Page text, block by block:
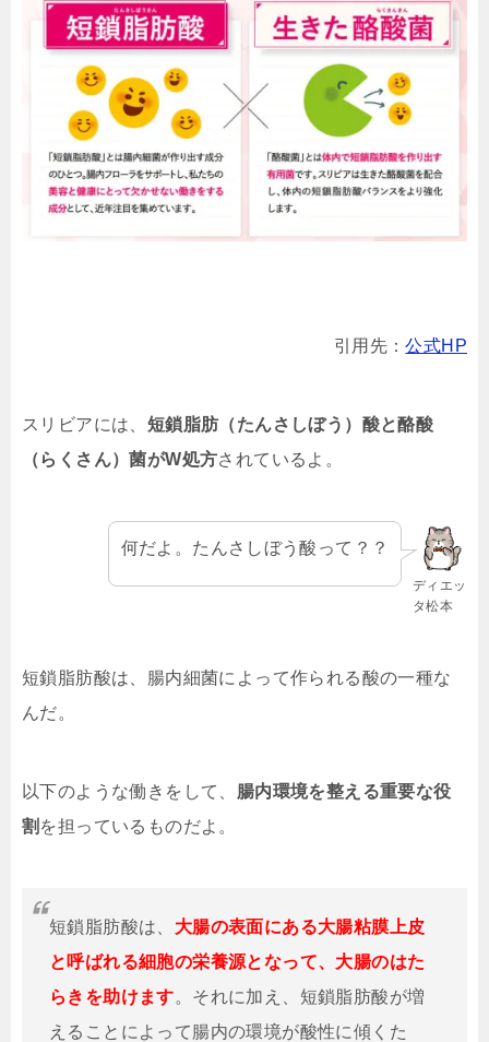
引用先：公式HP
スリビアには、 短鎖脂肪（たんさしぼう）酸と酪酸
（らくさん）菌がW処方されているよ。
ディエッ
タ松本
何だよ。たんさしぼう酸って？？
短鎖脂肪酸は、腸内細菌によって作られる酸の一種な
んだ。
以下のような働きをして、 腸内環境を整える重要な役
割 を担っているものだよ。
短鎖脂肪酸は、 大腸の表面にある大腸粘膜上皮
と呼ばれる細胞の栄養源となって、大腸のはた
らきを助けます。それに加え、短鎖脂肪酸が増
えることによって腸内の環境が酸性に傾くた